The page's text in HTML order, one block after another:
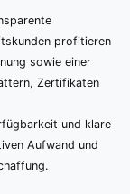
profitieren
sowie einer
Zertifikaten
und klare
Aufwand und